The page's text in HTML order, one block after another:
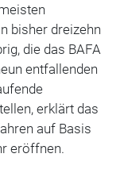
bisher dreizehn
die das BAFA
entfallenden
erklärt das
auf Basis
eröffnen.